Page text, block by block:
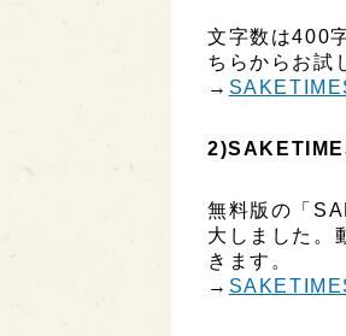
文字数は400
ちらからお試
→
無料版の「
大しました。
きます。
→